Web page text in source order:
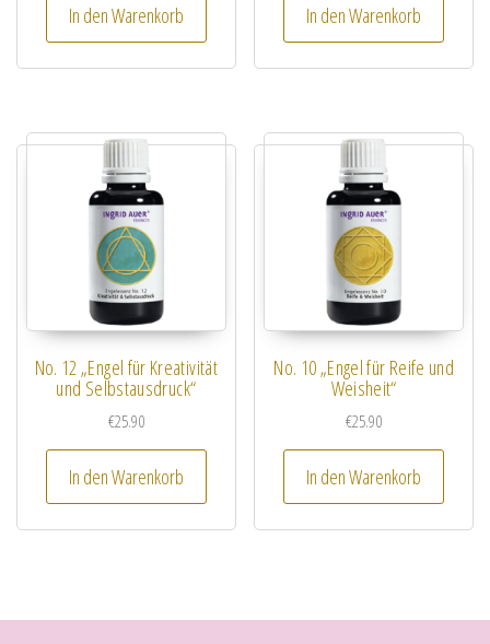
In den Warenkorb In den Warenkorb
No. 12 „Engel für Kreativität
und Selbstausdruck“
€25.90
In den Warenkorb
No. 10 „Engel für Reife und
Weisheit“
€25.90
In den Warenkorb